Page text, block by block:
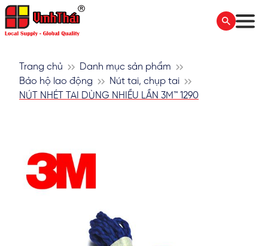
Trang chủ
Danh mục sản phẩm
Bảo hộ lao động
Nút tai, chụp tai
NÚT NHÉT TAI DÙNG NHIỀU LẦN 3M™ 1290